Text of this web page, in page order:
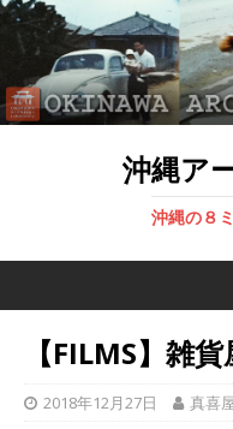
沖縄ア
沖縄の８
【FILMS】雑
2018年12月27日 真喜